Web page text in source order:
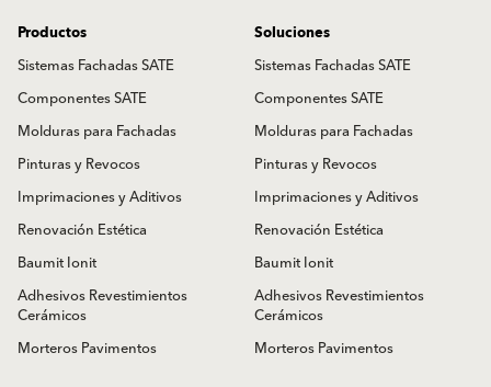
Productos
Sistemas Fachadas SATE
Componentes SATE
Molduras para Fachadas
Pinturas y Revocos
Imprimaciones y Aditivos
Renovación Estética
Baumit Ionit
Adhesivos Revestimientos
Cerámicos
Morteros Pavimentos
Soluciones
Sistemas Fachadas SATE
Componentes SATE
Molduras para Fachadas
Pinturas y Revocos
Imprimaciones y Aditivos
Renovación Estética
Baumit Ionit
Adhesivos Revestimientos
Cerámicos
Morteros Pavimentos